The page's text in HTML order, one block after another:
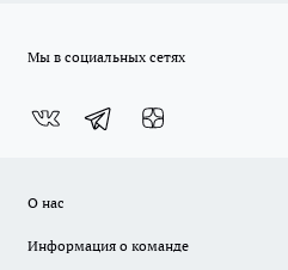
Мы в социальных сетях
О нас
Информация о команде